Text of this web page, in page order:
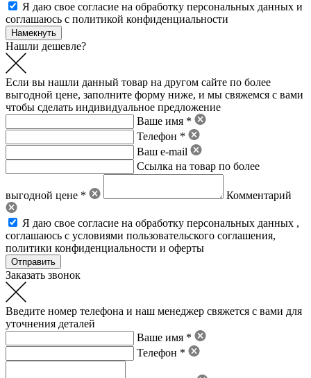
Я даю свое согласие на обработку персональных данных и
соглашаюсь с политикой конфиденциальности
Нашли дешевле?
Если вы нашли данный товар на другом сайте по более
выгодной цене, заполните форму ниже, и мы свяжемся с вами
чтобы сделать индивидуальное предложение
Ваше имя *
Телефон *
Ваш e-mail
Ссылка на товар по более
выгодной цене * Комментарий
Я даю свое согласие на обработку персональных данных ,
соглашаюсь с условиями пользовательского соглашения,
политики конфиденциальности и оферты
Заказать звонок
Введите номер телефона и наш менеджер свяжется с вами для
уточнения деталей
Ваше имя *
Телефон *